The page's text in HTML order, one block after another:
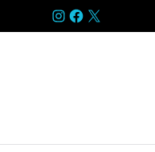
INSTAGRAM
FACEBOOK
X